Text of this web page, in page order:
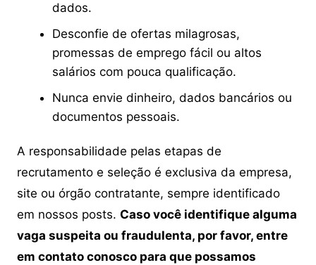
dados.
Desconfie de ofertas milagrosas,
promessas de emprego fácil ou altos
salários com pouca qualificação.
Nunca envie dinheiro, dados bancários ou
documentos pessoais.
A responsabilidade pelas etapas de
recrutamento e seleção é exclusiva da empresa,
site ou órgão contratante, sempre identificado
em nossos posts. Caso você identifique alguma
vaga suspeita ou fraudulenta, por favor, entre
em contato conosco para que possamos